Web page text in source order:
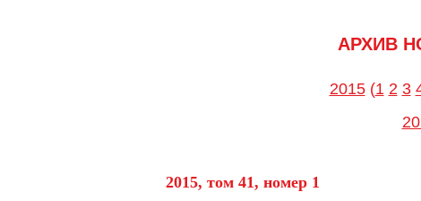
АРХИВ
2015 (1 2 3
2015, том 41, номер 1